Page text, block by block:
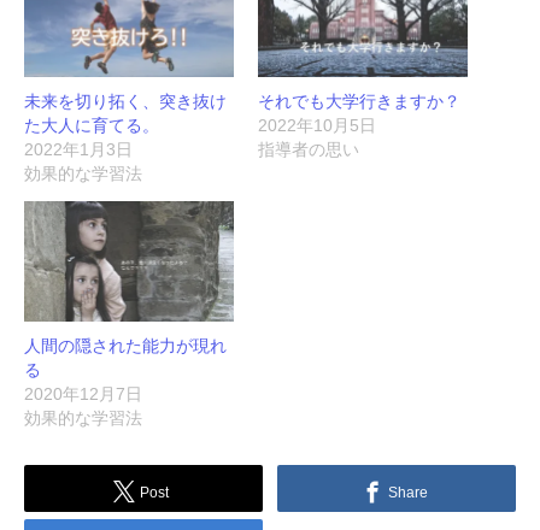
未来を切り拓く、突き抜け
た大人に育てる。
2022年1月3日
効果的な学習法
それでも大学行きますか？
2022年10月5日
指導者の思い
人間の隠された能力が現れ
る
2020年12月7日
効果的な学習法
Post Share